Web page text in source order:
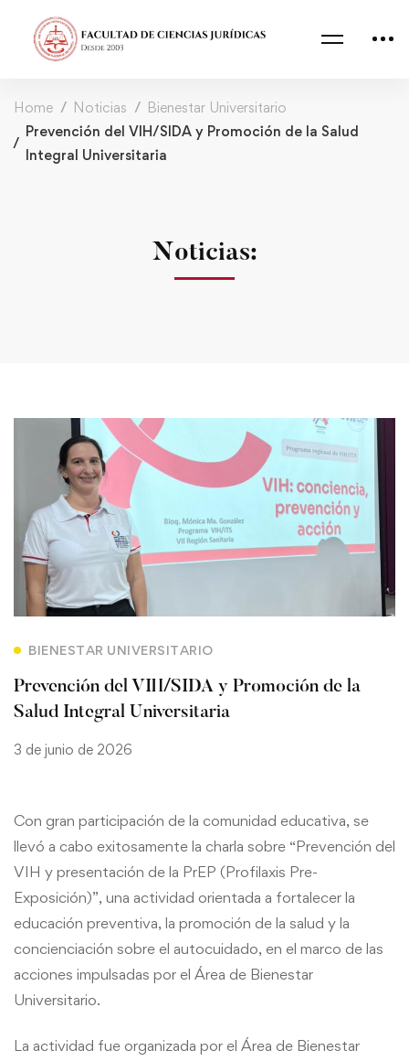
Home Noticias
Bienestar Universitario
Prevención del VIH/SIDA y Promoción de la Salud
Integral Universitaria
Noticias:
BIENESTAR UNIVERSITARIO
Prevención del VIH/SIDA y Promoción de la
Salud Integral Universitaria
3 de junio de 2026
Con gran participación de la comunidad educativa, se
llevó a cabo exitosamente la charla sobre “Prevención del
VIH y presentación de la PrEP (Profilaxis Pre-
Exposición)”, una actividad orientada a fortalecer la
educación preventiva, la promoción de la salud y la
concienciación sobre el autocuidado, en el marco de las
acciones impulsadas por el Área de Bienestar
Universitario.
La actividad fue organizada por el Área de Bienestar